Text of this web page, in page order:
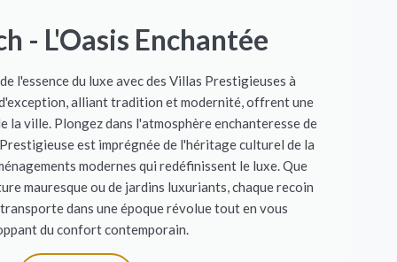
- L'Oasis Enchantée
l'essence du luxe avec des Villas Prestigieuses à
alliant tradition et modernité, offrent une
la ville. Plongez dans l'atmosphère enchanteresse de
est imprégnée de l'héritage culturel de la
modernes qui redéfinissent le luxe. Que
mauresque ou de jardins luxuriants, chaque recoin
dans une époque révolue tout en vous
du confort contemporain.